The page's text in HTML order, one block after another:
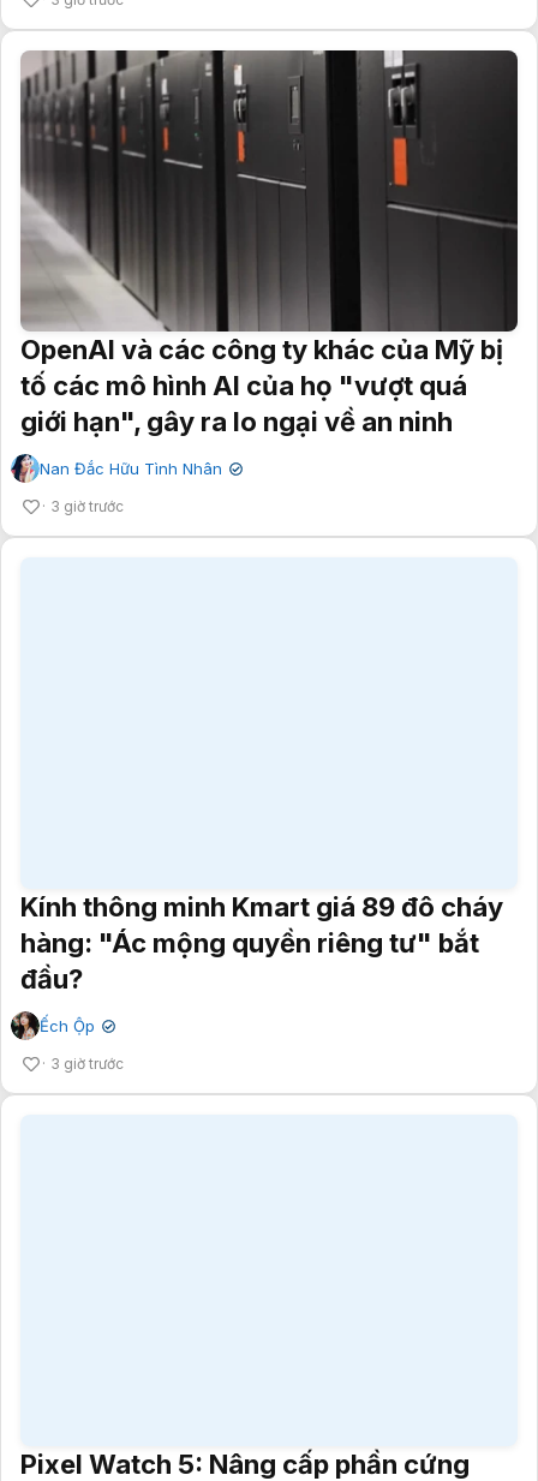
OpenAI và các công ty khác của Mỹ bị
tố các mô hình AI của họ "vượt quá
giới hạn", gây ra lo ngại về an ninh
Nan Đắc Hữu Tình Nhân ✔
3 giờ trước
Kính thông minh Kmart giá 89 đô cháy
hàng: "Ác mộng quyền riêng tư" bắt
đầu?
Ếch Ộp ✔
3 giờ trước
Pixel Watch 5: Nâng cấp phần cứng